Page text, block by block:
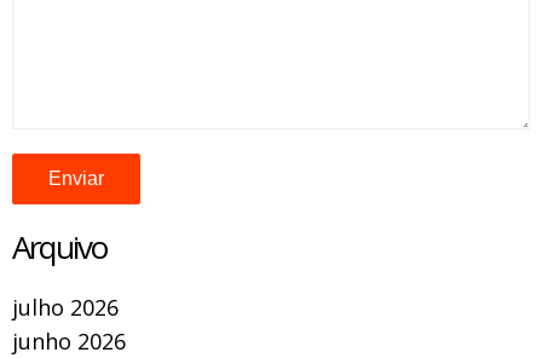
Arquivo
julho 2026
junho 2026